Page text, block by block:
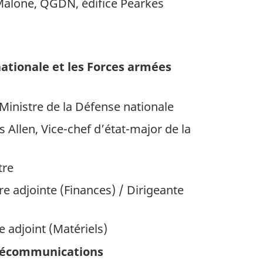
QGDN, édifice Pearkes
et les Forces armées
de la Défense nationale
Allen, Vice-chef d’état-major de la
adjointe (Finances) / Dirigeante
adjoint (Matériels)